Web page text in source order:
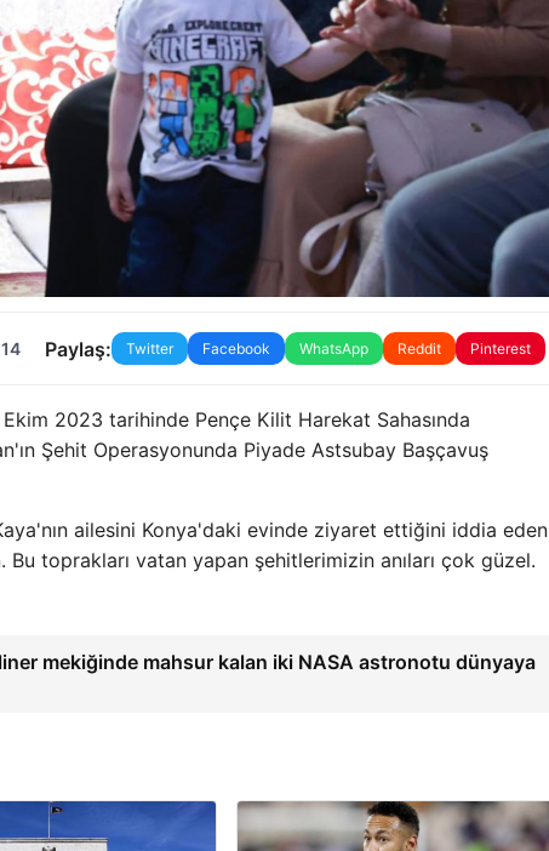
Paylaş: Twitter Facebook WhatsApp Reddit Pinterest
2023 tarihinde Pençe Kilit Harekat Sahasında
Şehit Operasyonunda Piyade Astsubay Başçavuş
ailesini Konya'daki evinde ziyaret ettiğini iddia eden
toprakları vatan yapan şehitlerimizin anıları çok güzel.
mekiğinde mahsur kalan iki NASA astronotu dünyaya